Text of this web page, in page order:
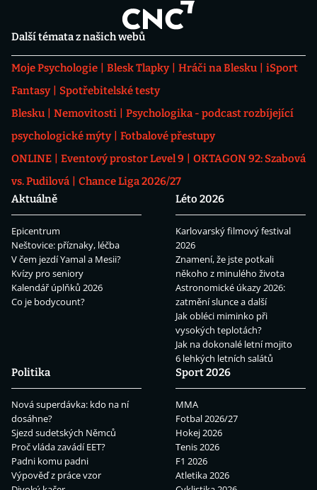
Další témata z našich webů
Moje Psychologie Blesk Tlapky Hráči na Blesku
iSport
Fantasy
Spotřebitelské testy
Blesku
Nemovitosti
Psychologika - podcast rozbíjející
psychologické mýty
Fotbalové přestupy
ONLINE
Eventový prostor Level 9
OKTAGON 92: Szabová
vs. Pudilová
Chance Liga 2026/27
Aktuálně
Epicentrum
Neštovice: příznaky, léčba
V čem jezdí Yamal a Mesii?
Kvízy pro seniory
Kalendář úplňků 2026
Co je bodycount?
Léto 2026
Karlovarský filmový festival
2026
Znamení, že jste potkali
někoho z minulého života
Astronomické úkazy 2026:
zatmění slunce a další
Jak obléci miminko při
vysokých teplotách?
Jak na dokonalé letní mojito
6 lehkých letních salátů
Politika
Nová superdávka: kdo na ní
dosáhne?
Sjezd sudetských Němců
Proč vláda zavádí EET?
Padni komu padni
Výpověď z práce vzor
Sport 2026
MMA
Fotbal 2026/27
Hokej 2026
Tenis 2026
F1 2026
Atletika 2026